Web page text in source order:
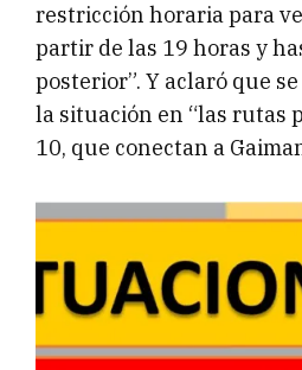
restricción horaria para
partir de las 19 horas y
posterior”. Y aclaró que
la situación en “las rutas
10, que conectan a